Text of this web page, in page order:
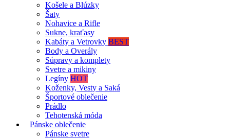
Košele a Blúzky
Šaty
Nohavice a Rifle
Sukne, kraťasy
Kabáty a Vetrovky BEST
Body a Overály
Súpravy a komplety
Svetre a mikiny
Legíny HOT
Koženky, Vesty a Saká
Športové oblečenie
Prádlo
Tehotenská móda
Pánske oblečenie
Pánske svetre